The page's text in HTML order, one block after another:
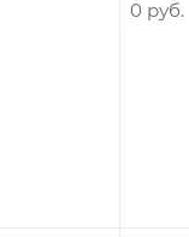
0 руб.